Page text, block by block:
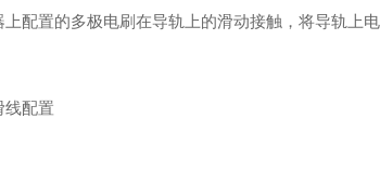
上配置的多极电刷在导轨上的滑动接触，将导轨上
配置